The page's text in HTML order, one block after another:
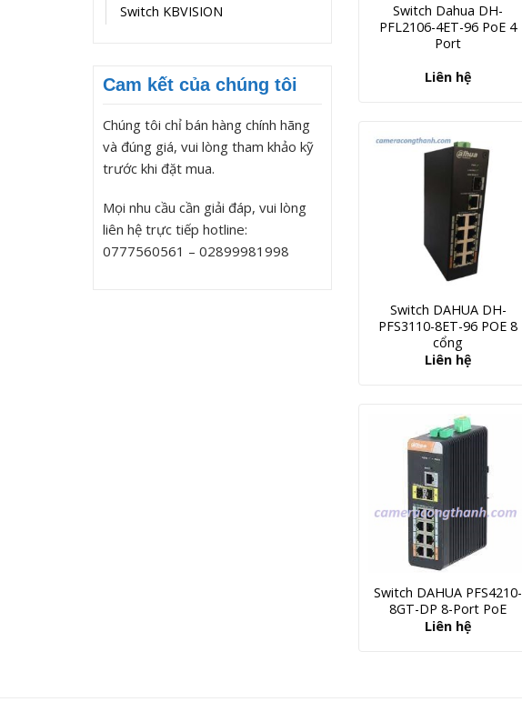
Switch KBVISION
Cam kết của chúng tôi
Chúng tôi chỉ bán hàng chính hãng
và đúng giá, vui lòng tham khảo kỹ
trước khi đặt mua.
Mọi nhu cầu cần giải đáp, vui lòng
liên hệ trực tiếp hotline:
0777560561 – 02899981998
Switch Dahua DH-
PFL2106-4ET-96 PoE 4
Port
Liên hệ
Switch DAHUA DH-
PFS3110-8ET-96 POE 8
cổng
Liên hệ
Switch DAHUA PFS4210-
8GT-DP 8-Port PoE
Liên hệ